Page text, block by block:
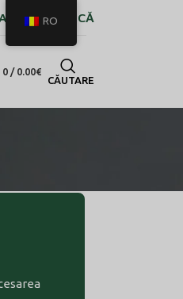
PAȘNICĂ
0 / 0.00€
CĂUTARE
RO